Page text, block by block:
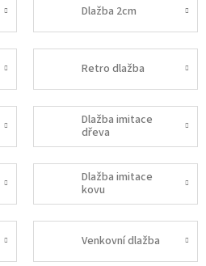
Dlažba 2cm
Retro dlažba
Dlažba imitace
dřeva
Dlažba imitace
kovu
Venkovní dlažba